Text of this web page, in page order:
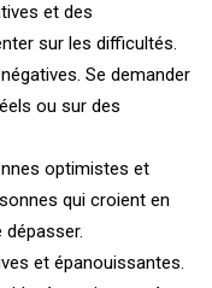
et des
sur les difficultés.
Se demander
ou sur des
optimistes et
qui croient en
dépasser.
et épanouissantes.